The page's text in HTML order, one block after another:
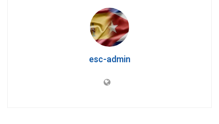
esc-admin